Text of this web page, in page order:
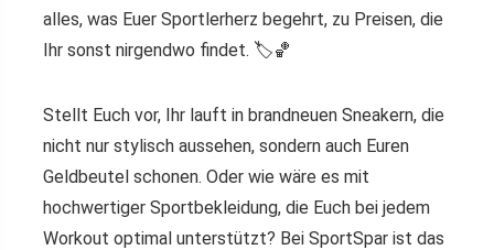
alles, was Euer Sportlerherz begehrt, zu Preisen, die
Ihr sonst nirgendwo findet. 🏷️🏀
Stellt Euch vor, Ihr lauft in brandneuen Sneakern, die
nicht nur stylisch aussehen, sondern auch Euren
Geldbeutel schonen. Oder wie wäre es mit
hochwertiger Sportbekleidung, die Euch bei jedem
Workout optimal unterstützt? Bei SportSpar ist das